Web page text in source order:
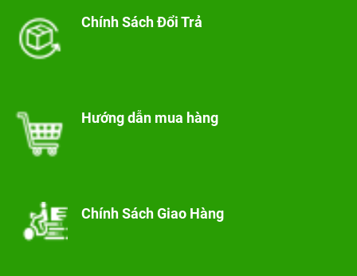
Chính Sách Đổi Trả
Hướng dẫn mua hàng
Chính Sách Giao Hàng